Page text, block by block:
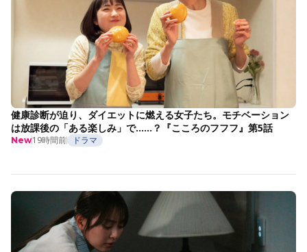
健康診断が迫り、ダイエットに燃える女子たち。モチベーション
は放課後の「ある楽しみ」で……？『こころのフフフ』第5話
New19時間前 ドラマ